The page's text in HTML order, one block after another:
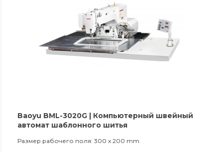
Baoyu BML-3020G | Компьютерный швейный
автомат шаблонного шитья
Размер рабочего поля: 300 x 200 mm